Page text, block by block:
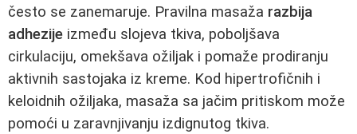
često se zanemaruje. Pravilna masaža razbija
adhezije između slojeva tkiva, poboljšava
cirkulaciju, omekšava ožiljak i pomaže prodiranju
aktivnih sastojaka iz kreme. Kod hipertrofičnih i
keloidnih ožiljaka, masaža sa jačim pritiskom može
pomoći u zaravnjivanju izdignutog tkiva.